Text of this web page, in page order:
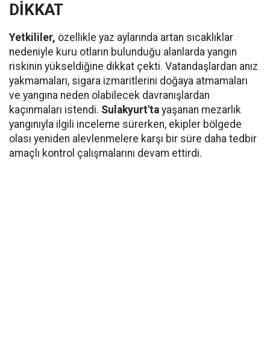
DİKKAT
Yetkililer, özellikle yaz aylarında artan sıcaklıklar
nedeniyle kuru otların bulunduğu alanlarda yangın
riskinin yükseldiğine dikkat çekti. Vatandaşlardan anız
yakmamaları, sigara izmaritlerini doğaya atmamaları
ve yangına neden olabilecek davranışlardan
kaçınmaları istendi. Sulakyurt'ta yaşanan mezarlık
yangınıyla ilgili inceleme sürerken, ekipler bölgede
olası yeniden alevlenmelere karşı bir süre daha tedbir
amaçlı kontrol çalışmalarını devam ettirdi.